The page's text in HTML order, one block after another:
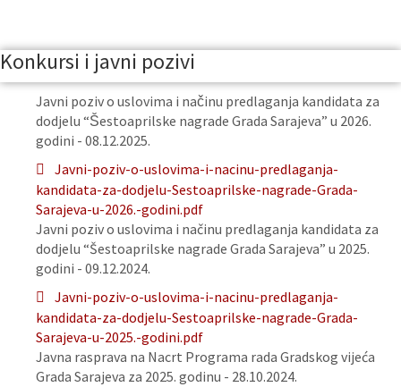
Konkursi i javni pozivi
Javni poziv o uslovima i načinu predlaganja kandidata za
dodjelu “Šestoaprilske nagrade Grada Sarajeva” u 2026.
godini - 08.12.2025.
Javni-poziv-o-uslovima-i-nacinu-predlaganja-
kandidata-za-dodjelu-Sestoaprilske-nagrade-Grada-
Sarajeva-u-2026.-godini.pdf
Javni poziv o uslovima i načinu predlaganja kandidata za
dodjelu “Šestoaprilske nagrade Grada Sarajeva” u 2025.
godini - 09.12.2024.
Javni-poziv-o-uslovima-i-nacinu-predlaganja-
kandidata-za-dodjelu-Sestoaprilske-nagrade-Grada-
Sarajeva-u-2025.-godini.pdf
Javna rasprava na Nacrt Programa rada Gradskog vijeća
Grada Sarajeva za 2025. godinu - 28.10.2024.